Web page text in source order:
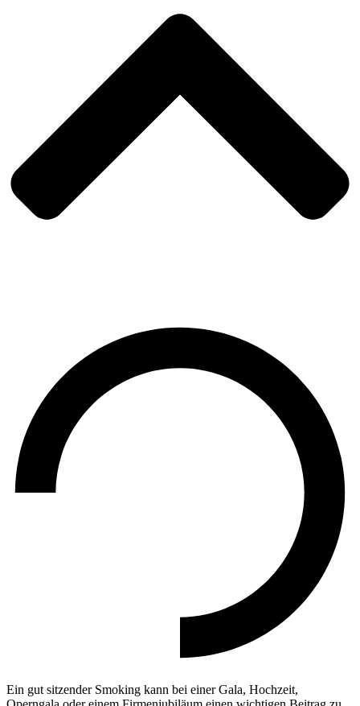
Ein gut sitzender Smoking kann bei einer Gala, Hochzeit,